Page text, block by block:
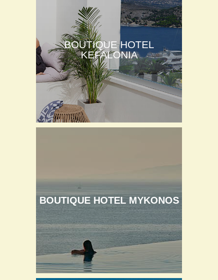
BOUTIQUE HOTEL
KEFALONIA
BOUTIQUE HOTEL MYKONOS